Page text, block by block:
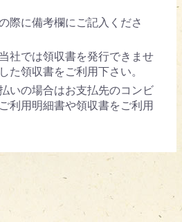
際に備考欄にご記入くださ
社では領収書を発行できませ
た領収書をご利用下さい。
いの場合はお支払先のコンビ
利用明細書や領収書をご利用